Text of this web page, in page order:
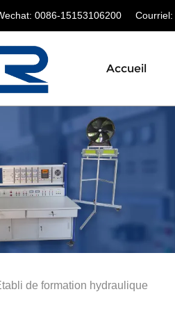
0086-15153106200 Courriel:
Accueil
de formation hydraulique